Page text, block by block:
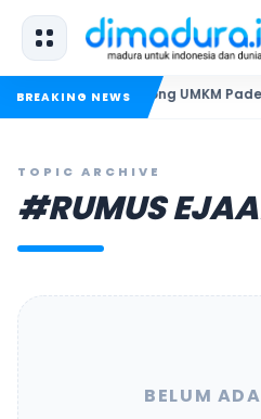
BREAKING NEWS
Madura Dorong UMKM Pademawu
TOPIC ARCHIVE
#RUMUS
BELUM